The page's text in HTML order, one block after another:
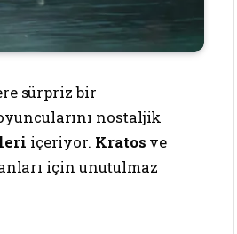
sürpriz bir
nostaljik
içeriyor. Kratos ve
için unutulmaz